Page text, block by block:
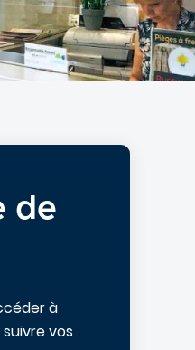
de
à
vos